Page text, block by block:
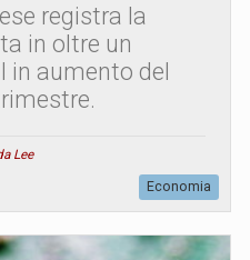
registra la
in oltre un
in aumento del
Lee
Economia